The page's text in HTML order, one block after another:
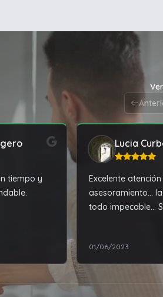
tiempo y
Lucia
Excelente atención
asesoramiento...
todo impecable...
01/06/2023